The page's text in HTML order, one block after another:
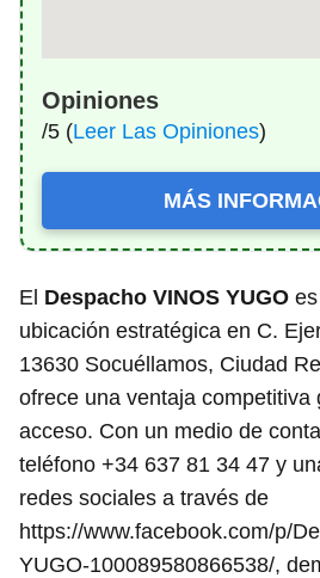
Opiniones
/5 (Leer Las Opiniones)
MÁS
El Despacho VINOS YUGO
ubicación estratégica en C.
13630 Socuéllamos, Ciudad
ofrece una ventaja competitiva
acceso. Con un medio de
teléfono +34 637 81 34 47 y
redes sociales a través de
https://www.facebook.com/p/
YUGO-100089580866538/,